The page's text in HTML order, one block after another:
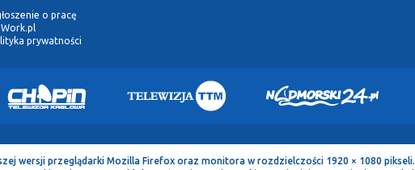
o pracę
prywatności
wersji przeglądarki Mozilla Firefox oraz monitora w rozdzielczości 1920 × 1080 pikseli.